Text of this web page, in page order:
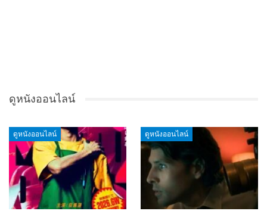
ดูหนังออนไลน์
ดูหนังออนไลน์ ดูหนังออนไลน์